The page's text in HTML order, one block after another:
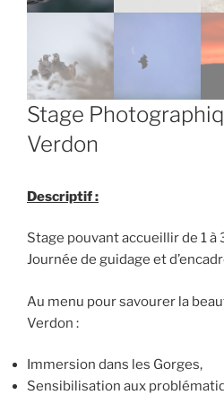
Stage
Verdon
Descriptif :
Stage pouvant accueillir de 1 à
Journée de guidage et
Au menu pour savourer la
Verdon :
Immersion dans les Gorges,
Sensibilisation aux